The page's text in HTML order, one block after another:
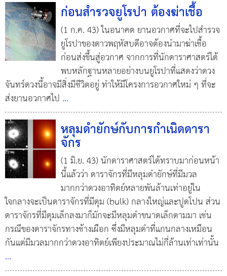
ก่อนสำรวจยูโรปา ต้องฆ่าเชื้อ
(1 ก.ค. 43) ในอนาคต ยานอวกาศที่จะไปสำรวจ
ยูโรปาของดาวพฤหัสบดีอาจต้องนำมาฆ่าเชื้อ
ก่อนส่งขึ้นสู่อวกาศ จากการที่นักดาราศาสตร์ได้
พบหลักฐานหลายอย่างบนยูโรปาที่แสดงว่าดวง
จันทร์ดวงนี้อาจมีสิ่งมีชีวิตอยู่ ทำให้มีโครงการอวกาศใหม่ ๆ ที่จะ
ส่งยานอวกาศไป ...
หลุมดำยักษ์กับการกำเนิดดารา
จักร
(1 มิ.ย. 43) นักดาราศาสตร์ได้ทราบมาก่อนหน้า
นี้แล้วว่า ดาราจักรที่มีหลุมดำยักษ์ที่มีมวล
มากกว่าดวงอาทิตย์หลายพันล้านเท่าอยู่ใน
ใจกลางจะเป็นดาราจักรที่มีดุม (bulk) กลางใหญ่และปูดโปน ส่วน
ดาราจักรที่มีดุมเล็กลงมาก็มักจะมีหลุมดำขนาดเล็กตามมา เช่น
กรณีของดาราจักรทางช้างเผือก ซึ่งมีหลุมดำที่แกนกลางเหมือน
กันแต่มีมวลมากกว่าดวงอาทิตย์เพียงประมาณไม่กี่ล้านเท่าเท่านั้น
...